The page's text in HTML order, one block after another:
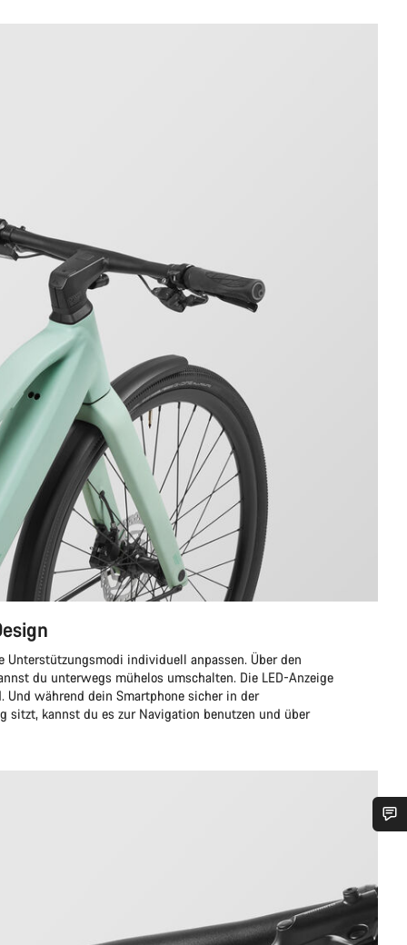
Unterstützungsmodi individuell anpassen. Über den
du unterwegs mühelos umschalten. Die LED-Anzeige
während dein Smartphone sicher in der
sitzt, kannst du es zur Navigation benutzen und über
Unsere Experten stehen dir jetzt im Chat zur Verfügung.